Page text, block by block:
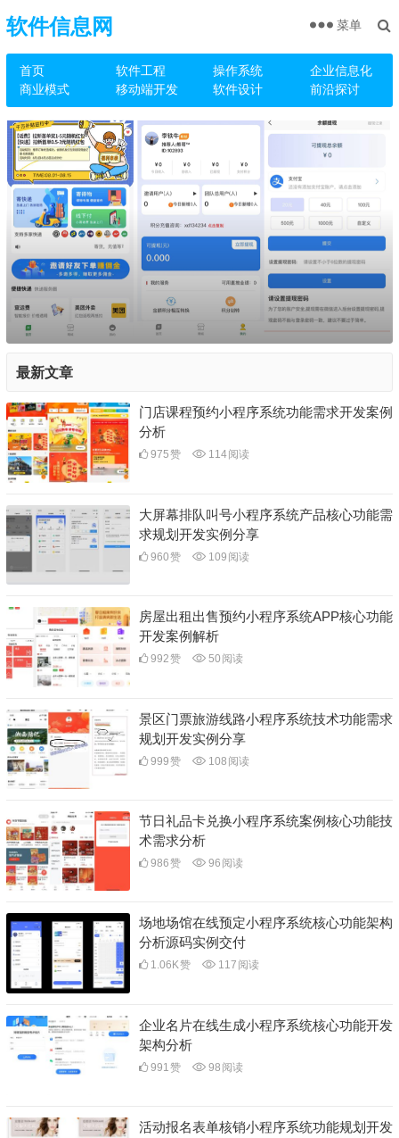
软件信息网
首页 软件工程 操作系统
企业信息化
商业模式
移动端开发 软件设计 前沿探讨
菜单
最新文章
门店课程预约小程序系统功能需求开发案例
分析
975赞 114阅读
大屏幕排队叫号小程序系统产品核心功能需
求规划开发实例分享
960赞 109 阅读
房屋出租出售预约小程序系统APP核心功能
开发案例解析
992赞 50 阅读
景区门票旅游线路小程序系统技术功能需求
规划开发实例分享
999赞 108 阅读
节日礼品卡兑换小程序系统案例核心功能技
术需求分析
986赞 96 阅读
场地场馆在线预定小程序系统核心功能架构
分析源码实例交付
1.06K赞 117 阅读
企业名片在线生成小程序系统核心功能开发
架构分析
991赞 98 阅读
活动报名表单核销小程序系统功能规划开发